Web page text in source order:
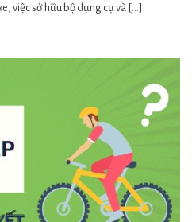
việc sở hữu bộ dụng cụ và [...]